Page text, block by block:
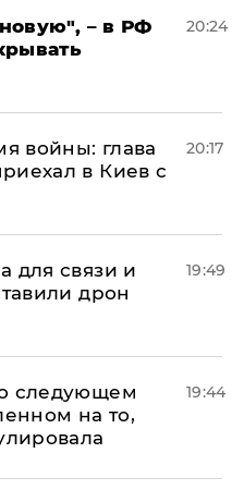
– в РФ
20:24
войны: глава
в Киев с
20:17
для связи и
дрон
19:49
следующем
на то,
19:44